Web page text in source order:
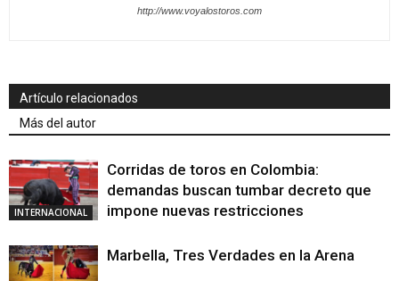
http://www.voyalostoros.com
Artículo relacionados
Más del autor
INTERNACIONAL
Corridas de toros en Colombia:
demandas buscan tumbar decreto que
impone nuevas restricciones
Marbella, Tres Verdades en la Arena